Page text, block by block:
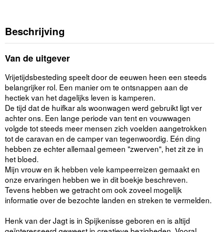
Beschrijving
Van de uitgever
Vrijetijdsbesteding speelt door de eeuwen heen een steeds
belangrijker rol. Een manier om te ontsnappen aan de
hectiek van het dagelijks leven is kamperen.
De tijd dat de huifkar als woonwagen werd gebruikt ligt ver
achter ons. Een lange periode van tent en vouwwagen
volgde tot steeds meer mensen zich voelden aangetrokken
tot de caravan en de camper van tegenwoordig. Eén ding
hebben ze echter allemaal gemeen "zwerven", het zit ze in
het bloed.
Mijn vrouw en ik hebben vele kampeerreizen gemaakt en
onze ervaringen hebben we in dit boekje beschreven.
Tevens hebben we getracht om ook zoveel mogelijk
informatie over de bezochte landen en streken te vermelden.
Henk van der Jagt is in Spijkenisse geboren en is altijd